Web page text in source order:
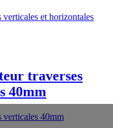
traverses
40mm